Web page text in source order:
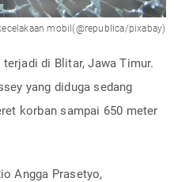
mobil(@republica/pixabay)
di Blitar, Jawa Timur.
yang diduga sedang
korban sampai 650 meter
Angga Prasetyo,